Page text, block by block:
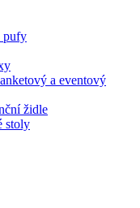
pufy
a eventový
židle
stoly